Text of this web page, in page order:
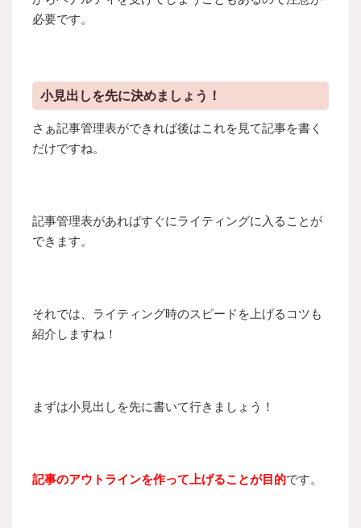
必要です。
小見出しを先に決めましょう！
さぁ記事管理表ができれば後はこれを見て記事を書く
だけですね。
記事管理表があればすぐにライティングに入ることが
できます。
それでは、ライティング時のスピードを上げるコツも
紹介しますね！
まずは小見出しを先に書いて行きましょう！
記事のアウトラインを作って上げることが目的です。